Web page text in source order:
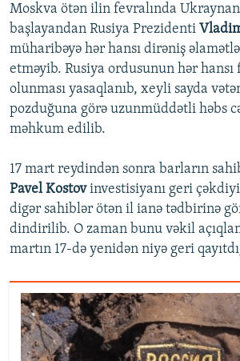
Moskva ötən ilin fevralında
başlayandan Rusiya Prezidenti
müharibəyə hər hansı dirəniş
etməyib. Rusiya ordusunun hər
olunması yasaqlanıb, xeyli sayda
pozduğuna görə uzunmüddətli həbs
məhkum edilib.
17 mart reydindən sonra barların
Pavel Kostovinvestisiyanı geri
digər sahiblər ötən il ianə tədbirinə
dindirilib. O zaman bunu vəkil
martın 17-də yenidən niyə geri